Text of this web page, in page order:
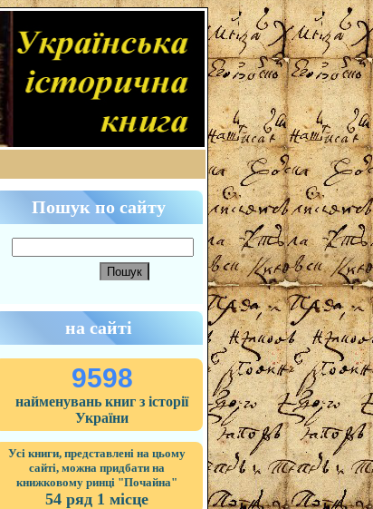
Пошук по сайту
на сайті
9598
найменувань книг з історії
України
Усі книги, представлені на цьому
сайті, можна придбати на
книжковому ринці "Почайна"
54 ряд 1 місце